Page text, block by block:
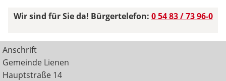
Wir sind für Sie da! Bürgertelefon: 0 54 83 / 73 96-0
Anschrift
Gemeinde Lienen
Hauptstraße 14